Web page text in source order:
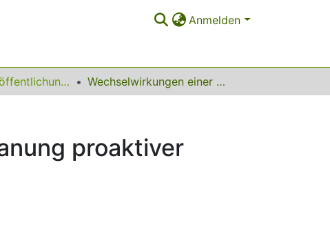
Anmelden
Sonstige Veröffentlichungen (Institut für Energiesysteme, Energieeffizienz und Energiewirtschaft) Wechselwirkungen einer multifunktionalen Flexibilitätsbewirtschaftung mit der Betriebsplanung proaktiver Verteilnetze
proaktiver